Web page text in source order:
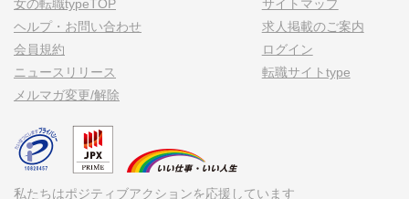
女の転職typeTOP
ヘルプ・お問い合わせ
会員規約
ニュースリリース
メルマガ変更/解除
サイトマップ
求人掲載のご案内
ログイン
転職サイトtype
私たちはポジティブアクションを応援しています